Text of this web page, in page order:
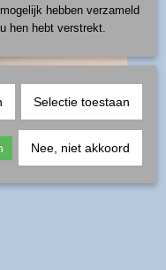
hebben verzameld
hen hebt verstrekt.
Selectie toestaan
Nee, niet akkoord